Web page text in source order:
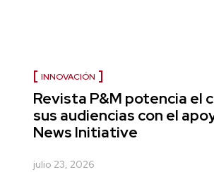
INNOVACIÓN
Revista P&M potencia el
sus audiencias con el
News Initiative
julio 23, 2026